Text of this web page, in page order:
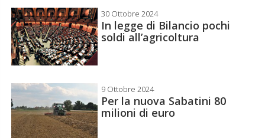
30 Ottobre 2024
In legge di Bilancio pochi
soldi all’agricoltura
9 Ottobre 2024
Per la nuova Sabatini 80
milioni di euro